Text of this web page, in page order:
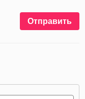
Отправить